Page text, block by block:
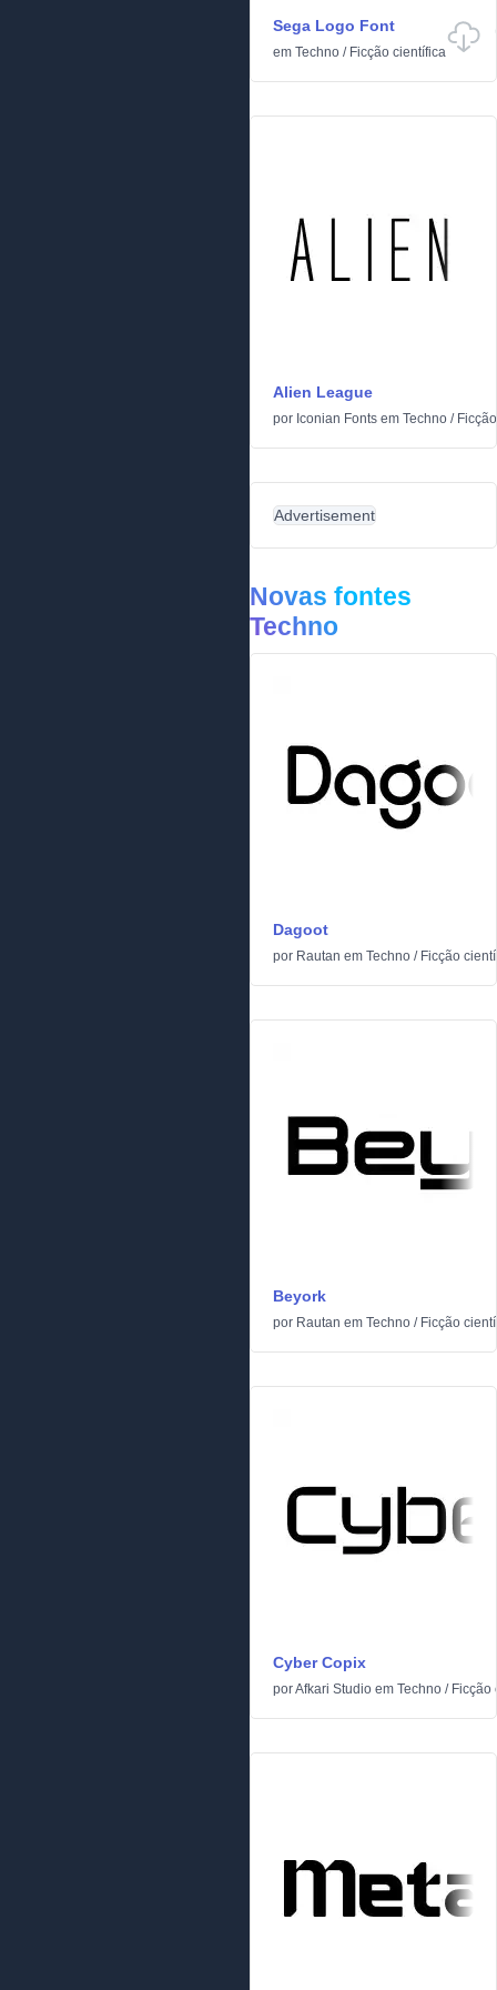
Sega Logo Font
em Techno / Ficção científica
Alien League
por Iconian Fonts em Techno /
Advertisement
Novas fontes
Techno
Dagoot
por Rautan em Techno / Ficção
Beyork
por Rautan em Techno / Ficção
Cyber Copix
porAfkari Studio em Techno / Ficção